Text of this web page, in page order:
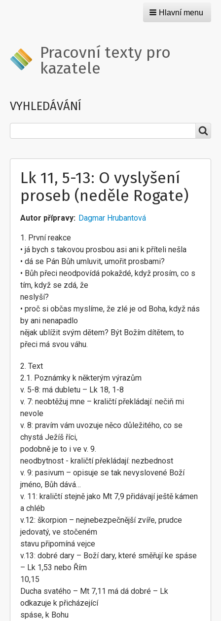
Hlavní menu
Pracovní texty pro
kazatele
VYHLEDÁVÁNÍ
Lk 11, 5-13: O vyslyšení
proseb (neděle Rogate)
Autor přípravy Dagmar Hrubantová
1. První reakce
• já bych s takovou prosbou asi ani k příteli nešla
• dá se Pán Bůh umluvit, umořit prosbami?
• Bůh přeci neodpovídá pokaždé, když prosím, co s
tím, když se zdá, že
neslyší?
• proč si občas myslíme, že zlé je od Boha, když nás
by ani nenapadlo
nějak ublížit svým dětem? Být Božím dítětem, to
přeci má svou váhu.
2. Text
2.1. Poznámky k některým výrazům
v. 5-8: má dubletu – Lk 18, 1-8
v. 7: neobtěžuj mne – kraličtí překládají: nečiň mi
nevole
v. 8: pravím vám uvozuje něco důležitého, co se
chystá Ježíš říci,
podobně je to i ve v. 9.
neodbytnost - kraličtí překládají: nezbednost
v. 9: pasivum – opisuje se tak nevyslovené Boží
jméno, Bůh dává…
v. 11: kraličtí stejně jako Mt 7,9 přidávají ještě kámen
a chléb
v.12: škorpion – nejnebezpečnější zvíře, prudce
jedovatý, ve stočeném
stavu připomíná vejce
v.13: dobré dary – Boží dary, které směřují ke spáse
– Lk 1,53 nebo Řím
10,15
Ducha svatého – Mt 7,11 má dá dobré – Lk
odkazuje k přicházející
spáse, k Bohu